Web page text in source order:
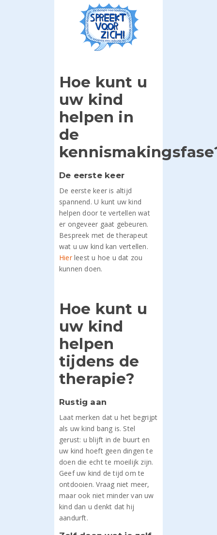
Hoe kunt u
uw kind
helpen in
de
De eerste keer
De eerste keer is altijd
spannend. U kunt uw kind
helpen door te vertellen wat
er ongeveer gaat gebeuren.
Bespreek met de therapeut
wat u uw kind kan vertellen.
Hierleest u hoe u dat zou
kunnen doen.
Hoe kunt u
uw kind
helpen
tijdens de
therapie?
Rustig aan
Laat merken dat u het begrijpt
als uw kind bang is. Stel
gerust: u blijft in de buurt en
uw kind hoeft geen dingen te
doen die echt te moeilijk zijn.
Geef uw kind de tijd om te
ontdooien. Vraag niet meer,
maar ook niet minder van uw
kind dan u denkt dat hij
aandurft.